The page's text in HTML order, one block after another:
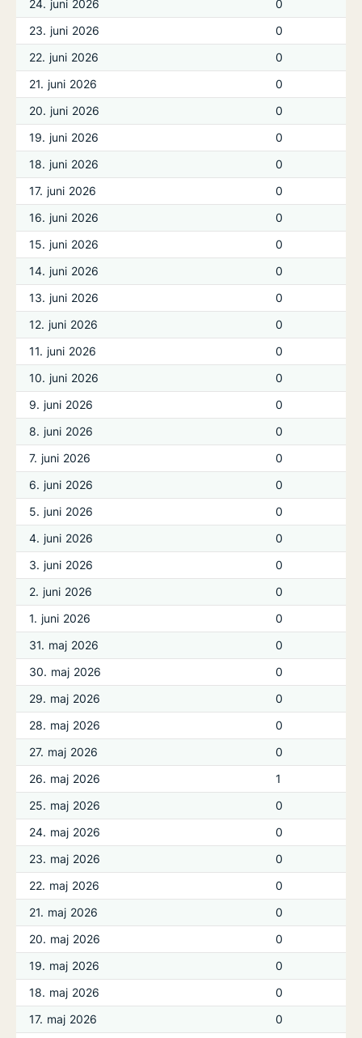
24. juni 2026
0
23. juni 2026
0
22. juni 2026
0
21. juni 2026
0
20. juni 2026
0
19. juni 2026
0
18. juni 2026
0
17. juni 2026
0
16. juni 2026
0
15. juni 2026
0
14. juni 2026
0
13. juni 2026
0
12. juni 2026
0
11. juni 2026
0
10. juni 2026
0
9. juni 2026
0
8. juni 2026
0
7. juni 2026
0
6. juni 2026
0
5. juni 2026
0
4. juni 2026
0
3. juni 2026
0
2. juni 2026
0
1. juni 2026
0
31. maj 2026
0
30. maj 2026
0
29. maj 2026
0
28. maj 2026
0
27. maj 2026
0
26. maj 2026
1
25. maj 2026
0
24. maj 2026
0
23. maj 2026
0
22. maj 2026
0
21. maj 2026
0
20. maj 2026
0
19. maj 2026
0
18. maj 2026
0
17. maj 2026
0